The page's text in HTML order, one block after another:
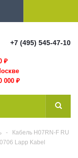
+7 (495) 545-47-10
₽
000 ₽
-
Кабель H07RN-F RU
Lapp Kabel